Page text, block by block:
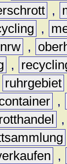
,
,
nrw ,
,
ruhrgebiet
,
,